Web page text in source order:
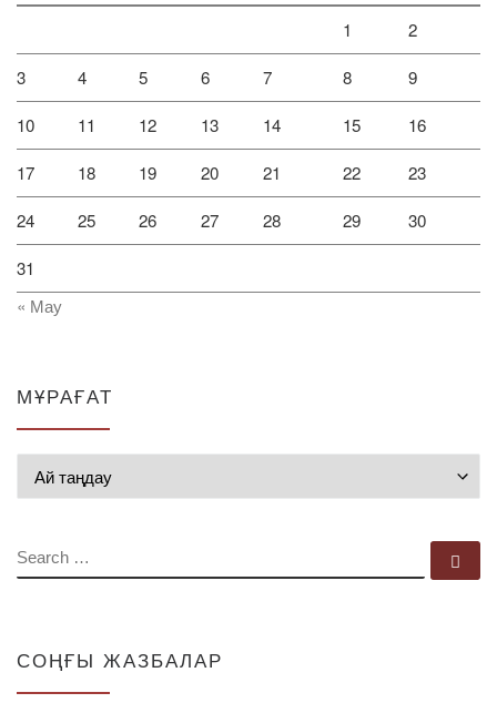
1 2
3 4 5 6 7 8 9
10 11 12 13 14 15 16
17 18 19 20 21 22 23
24 25 26 27 28 29 30
31
« Мау
МҰРАҒАТ
SEARCH
СОҢҒЫ ЖАЗБАЛАР